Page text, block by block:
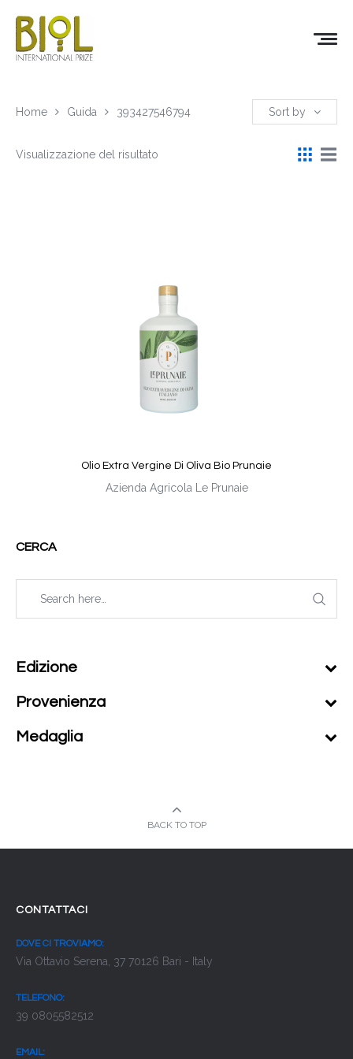
Home Guida 393427546794 Sort by
Visualizzazione del risultato
Olio Extra Vergine Di Oliva Bio Prunaie
Azienda Agricola Le Prunaie
CERCA
Edizione
Provenienza
Medaglia
BACK TO TOP
CONTATTACI
DOVE CI TROVIAMO:
Via Ottavio Serena, 37 70126 Bari - Italy
TELEFONO:
39 0805582512
EMAIL: